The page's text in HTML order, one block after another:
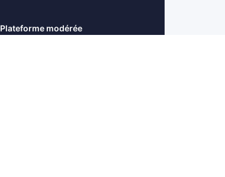
Plateforme modérée